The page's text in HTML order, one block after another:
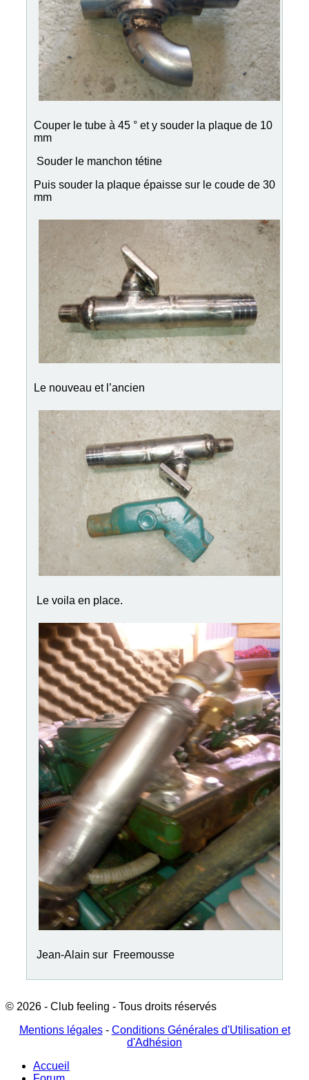
Couper le tube à 45 ° et y souder la plaque de 10
mm
Souder le manchon tétine
Puis souder la plaque épaisse sur le coude de 30
mm
Le nouveau et l’ancien
Le voila en place.
Jean-Alain sur Freemousse
© 2026 - Club feeling - Tous droits réservés
Mentions légales- Conditions Générales d'Utilisation et
d'Adhésion
Accueil